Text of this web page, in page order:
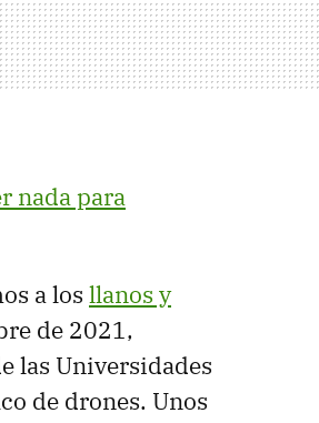
nada para
a los llanos y
de 2021,
las Universidades
de drones. Unos